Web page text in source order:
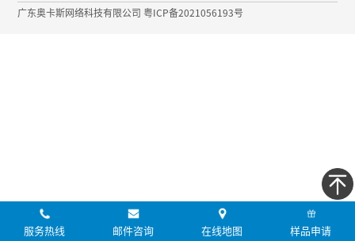
广东奥卡斯网络科技有限公司 粤ICP备2021056193号
服务热线 邮件咨询 在线地图 样品申请